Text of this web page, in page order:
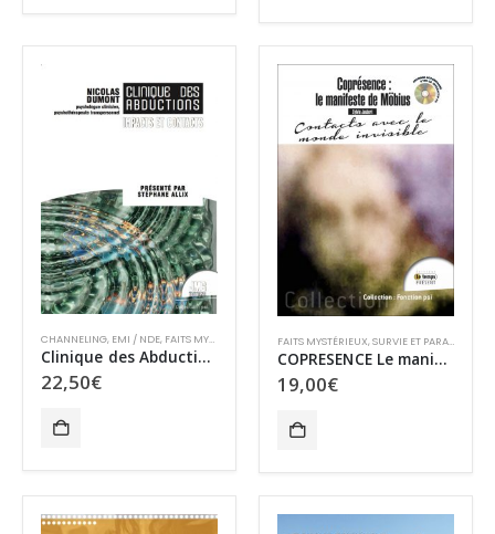
CHANNELING, EMI / NDE, FAITS MYSTÉRIEUX MÉDIUMNITÉ,OVNIS
Clinique des Abductions
22,50€
FAITS MYSTÉRIEUX,SURVIE ET PARANORMAL
COPRESENCE Le manifeste Möebius
19,00€